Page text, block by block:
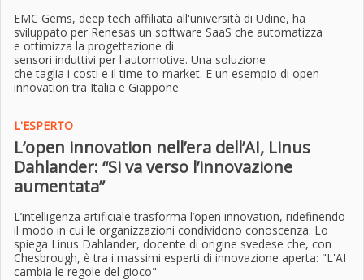
EMC Gems, deep tech affiliata all'università di Udine, ha
sviluppato per Renesas un software SaaS che automatizza
e ottimizza la progettazione di
sensori induttivi per l'automotive. Una soluzione
che taglia i costi e il time-to-market. E un esempio di open
innovation tra Italia e Giappone
L'ESPERTO
L’open innovation nell’era dell’AI, Linus
Dahlander: “Si va verso l’innovazione
aumentata”
L’intelligenza artificiale trasforma l’open innovation, ridefinendo
il modo in cui le organizzazioni condividono conoscenza. Lo
spiega Linus Dahlander, docente di origine svedese che, con
Chesbrough, è tra i massimi esperti di innovazione aperta: "L'AI
cambia le regole del gioco"